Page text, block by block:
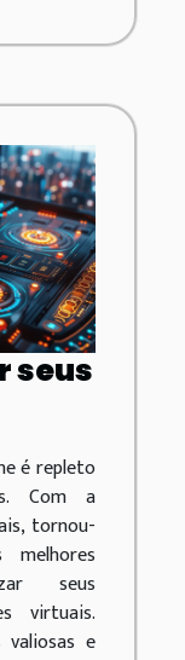
seus
é repleto
Com a
tornou-
seus
virtuais.
e